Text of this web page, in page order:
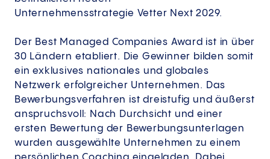
Unternehmensstrategie Vetter Next 2029.
Der Best Managed Companies Award ist in über
30 Ländern etabliert. Die Gewinner bilden somit
ein exklusives nationales und globales
Netzwerk erfolgreicher Unternehmen. Das
Bewerbungsverfahren ist dreistufig und äußerst
anspruchsvoll: Nach Durchsicht und einer
ersten Bewertung der Bewerbungsunterlagen
wurden ausgewählte Unternehmen zu einem